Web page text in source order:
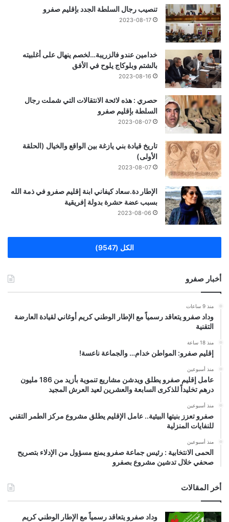
تنصيب رجال السلطة الجدد بإقليم صفرو
2023-08-17
خدامين عندو فالزريبة…لخصم ينهال على أغلبيته
بالشتم وبلوكاج يلوح في الأفق
2023-08-16
حصري : هذه لائحة الانتقالات التي شملت رجال
السلطة بإقليم صفرو
2023-08-07
تاريخ قيادة بني يازغة بين الواقع والخيال (الحلقة
الأولى)
2023-08-07
الإطار دة.سعاد كيفاني ابنة إقليم صفرو في ذمة الله
بسبب عضة حشرة بدولة إفريقية
2023-08-06
الكل (9547)
أخبار صفرو
منذ 9 ساعات
وداد صفرو يتعاقد رسمياً مع الإطار الوطني كريم أوغاني لقيادة العارضة
التقنية
منذ 18 ساعة
إقليم صفرو: المواطن خدام… والجماعة ناعسة!
منذ أسبوعين
عامل إقليم صفرو يطلق ويدشن مشاريع تنموية بأزيد من 186 مليون
درهم تخليداً للذكرى السابعة والعشرين لعيد العرش المجيد
منذ أسبوعين
صفرو تعزز بنيتها البيئية.. عامل الإقليم يطلق مشروع مركز الطمر التقني
للنفايات المنزلية
منذ أسبوعين
الحمى الانتخابية : رئيس جماعة صفرو يمنع مسؤول من الإدلاء بتصريح
صحفي خلال تدشين مشروع بصفرو
أخر المقالات
وداد صفرو يتعاقد رسمياً مع الإطار الوطني كريم